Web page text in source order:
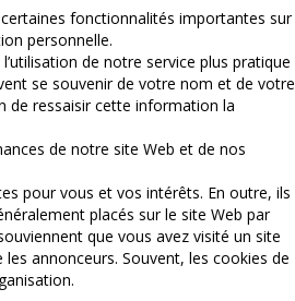
fonctionnalités importantes sur
personnelle.
de notre service plus pratique
se souvenir de votre nom et de votre
de ressaisir cette information la
de notre site Web et de nos
pour vous et vos intérêts. En outre, ils
placés sur le site Web par
que vous avez visité un site
annonceurs. Souvent, les cookies de